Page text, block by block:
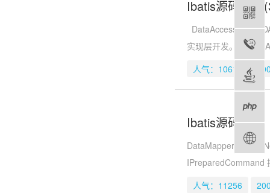
Ibatis源码解
DataAccess是一个
实现层开发。
人气：10615
Ibatis源码解
DataMapper是
人气：11256